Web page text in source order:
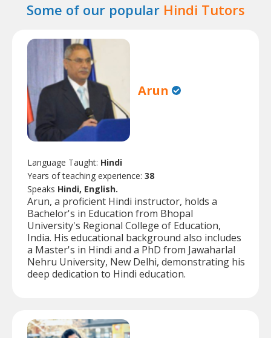
Some of our popular Hindi Tutors
Arun
Language Taught: Hindi
Years of teaching experience: 38
Speaks Hindi, English.
Arun, a proficient Hindi instructor, holds a
Bachelor's in Education from Bhopal
University's Regional College of Education,
India. His educational background also includes
a Master's in Hindi and a PhD from Jawaharlal
Nehru University, New Delhi, demonstrating his
deep dedication to Hindi education.